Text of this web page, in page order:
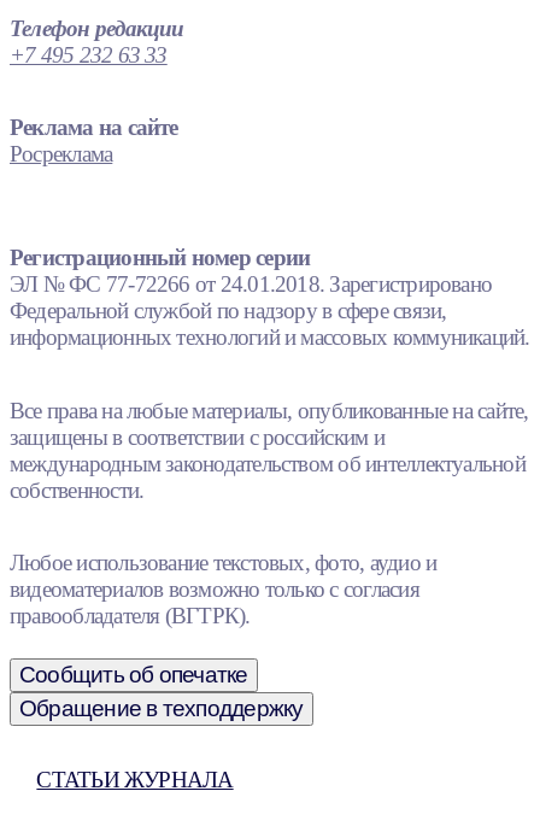
Телефон редакции
+7 495 232 63 33
Реклама на сайте
Росреклама
Регистрационный номер серии
ЭЛ № ФС 77-72266 от 24.01.2018. Зарегистрировано
Федеральной службой по надзору в сфере связи,
информационных технологий и массовых коммуникаций.
Все права на любые материалы, опубликованные на сайте,
защищены в соответствии с российским и
международным законодательством об интеллектуальной
собственности.
Любое использование текстовых, фото, аудио и
видеоматериалов возможно только с согласия
правообладателя (ВГТРК).
Сообщить об опечатке
Обращение в техподдержку
СТАТЬИ ЖУРНАЛА